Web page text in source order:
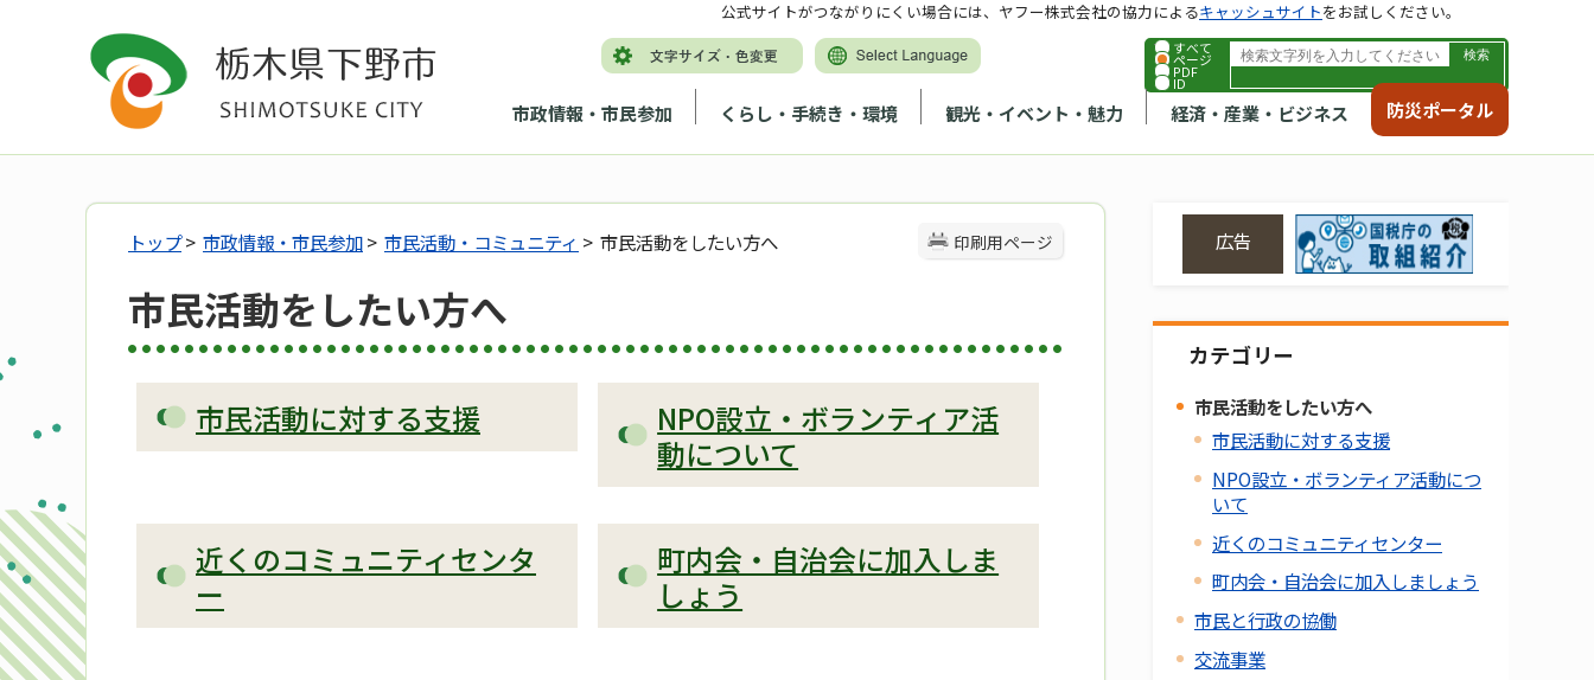
すべて
ページ
PDF
ID
市政情報・市民参加 くらし・手続き・環境 観光・イベント・魅力 経済・産業・ビジネス 防災ポータル
公式サイトがつながりにくい場合には、ヤフー株式会社の協力によるキャッシュサイトをお試しください。
印刷用ページ
トップ> 市政情報・市民参加> 市民活動・コミュニティ > 市民活動をしたい方へ
市民活動をしたい方へ
市民活動に対する支援
NPO設立・ボランティア活
動について
近くのコミュニティセンタ
ー
町内会・自治会に加入しま
しょう
広告
カテゴリー
市民活動をしたい方へ
市民活動に対する支援
NPO設立・ボランティア活動につ
いて
近くのコミュニティセンター
町内会・自治会に加入しましょう
市民と行政の協働
交流事業